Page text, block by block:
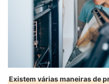
Existem várias maneiras de